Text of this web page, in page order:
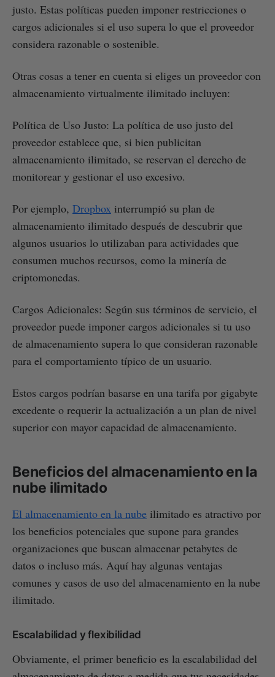
justo. Estas políticas pueden imponer restricciones o
cargos adicionales si el uso supera lo que el proveedor
considera razonable o sostenible.
Otras cosas a tener en cuenta si eliges un proveedor con
almacenamiento virtualmente ilimitado incluyen:
Política de Uso Justo: La política de uso justo del
proveedor establece que, si bien publicitan
almacenamiento ilimitado, se reservan el derecho de
monitorear y gestionar el uso excesivo.
Por ejemplo, Dropbox interrumpió su plan de
almacenamiento ilimitado después de descubrir que
algunos usuarios lo utilizaban para actividades que
consumen muchos recursos, como la minería de
criptomonedas.
Cargos Adicionales: Según sus términos de servicio, el
proveedor puede imponer cargos adicionales si tu uso
de almacenamiento supera lo que consideran razonable
para el comportamiento típico de un usuario.
Estos cargos podrían basarse en una tarifa por gigabyte
excedente o requerir la actualización a un plan de nivel
superior con mayor capacidad de almacenamiento.
Beneficios del almacenamiento en la
nube ilimitado
El almacenamiento en la nube ilimitado es atractivo por
los beneficios potenciales que supone para grandes
organizaciones que buscan almacenar petabytes de
datos o incluso más. Aquí hay algunas ventajas
comunes y casos de uso del almacenamiento en la nube
ilimitado.
Escalabilidad y flexibilidad
Obviamente, el primer beneficio es la escalabilidad del